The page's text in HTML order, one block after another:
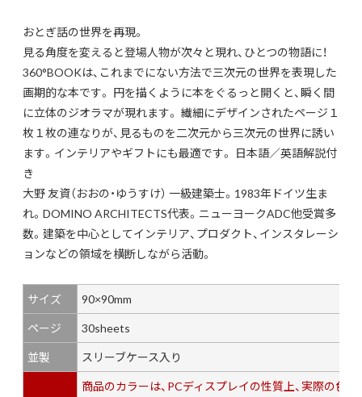
おとぎ話の世界を再現。
見る角度を変えると登場人物が次々と現れ、ひとつの物語に！
360°BOOKは、これまでにない方法で三次元の世界を表現した
画期的な本です。 円を描くように本をぐるっと開くと、瞬く間
に立体のジオラマが現れます。 繊細にデザインされたページ１
枚１枚の連なりが、見るものを二次元から三次元の世界に誘い
ます。インテリアやギフトにも最適です。 日本語／英語解説付
き
大野 友資（おおの・ゆうすけ） 一級建築士。1983年ドイツ生ま
れ。DOMINO ARCHITECTS代表。ニューヨークADC他受賞多
数。建築を中心としてインテリア、プロダクト、インスタレーシ
ョンなどの領域を横断しながら活動。
サイズ
90×90mm
ページ
30sheets
並製
スリーブケース入り
商品のカラーは、PCディスプレイの性質上、実際の色